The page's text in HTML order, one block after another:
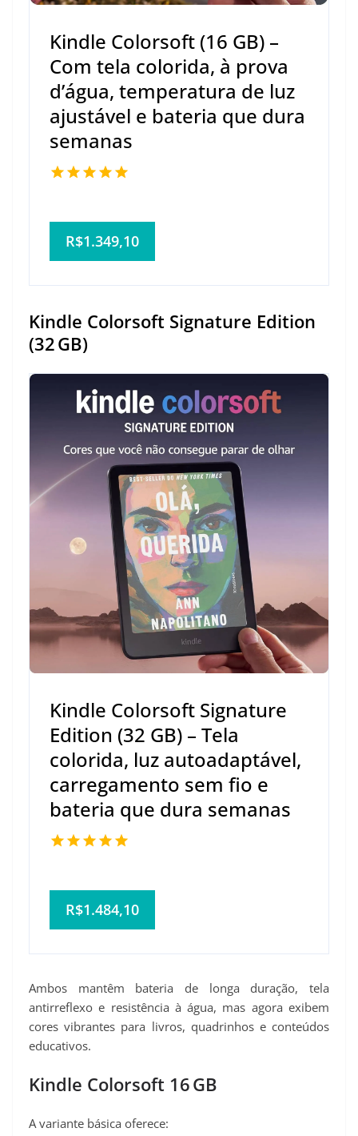
Kindle Colorsoft (16 GB) –
Com tela colorida, à prova
d’água, temperatura de luz
ajustável e bateria que dura
semanas
R$1.349,10
Kindle Colorsoft Signature Edition
(32 GB)
Kindle Colorsoft Signature
Edition (32 GB) – Tela
colorida, luz autoadaptável,
carregamento sem fio e
bateria que dura semanas
R$1.484,10
Ambos mantêm bateria de longa duração, tela
antirreflexo e resistência à água, mas agora exibem
cores vibrantes para livros, quadrinhos e conteúdos
educativos.
Kindle Colorsoft 16 GB
A variante básica oferece: